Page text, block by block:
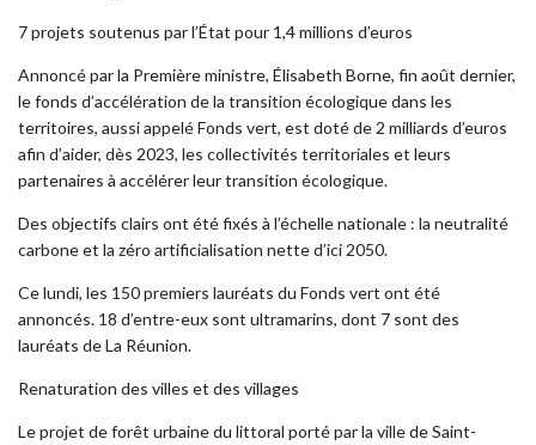
7 projets soutenus par l’État pour 1,4 millions d’euros
Annoncé par la Première ministre, Élisabeth Borne, fin août dernier,
le fonds d’accélération de la transition écologique dans les
territoires, aussi appelé Fonds vert, est doté de 2 milliards d’euros
afin d’aider, dès 2023, les collectivités territoriales et leurs
partenaires à accélérer leur transition écologique.
Des objectifs clairs ont été fixés à l’échelle nationale : la neutralité
carbone et la zéro artificialisation nette d’ici 2050.
Ce lundi, les 150 premiers lauréats du Fonds vert ont été
annoncés. 18 d’entre-eux sont ultramarins, dont 7 sont des
lauréats de La Réunion.
Renaturation des villes et des villages
Le projet de forêt urbaine du littoral porté par la ville de Saint-